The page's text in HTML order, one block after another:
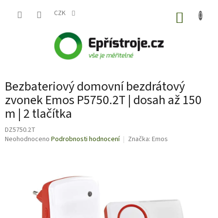
CZK
Bezbateriový domovní bezdrátový
zvonek Emos P5750.2T | dosah až 150
m | 2 tlačítka
DZ5750.2T
Průměrné
Neohodnoceno Podrobnosti hodnocení Značka: Emos